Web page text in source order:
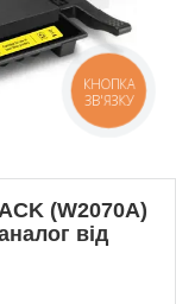
(W2070A)
від
КНОПКА
ЗВ'ЯЗКУ